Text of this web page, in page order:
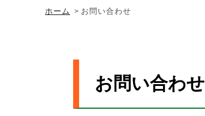
ホーム お問い合わせ
お問い合わせ